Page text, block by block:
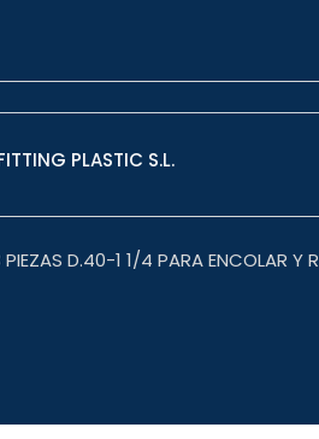
PLASTIC S.L.
PIEZAS D.40-1 1/4 PARA ENCOLAR Y